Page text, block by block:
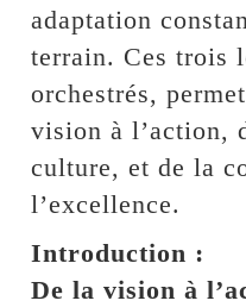
adaptation
terrain. Ces trois
orchestrés,
vision à l’action,
culture, et de la
l’excellence.
Introduction :
De la vision à